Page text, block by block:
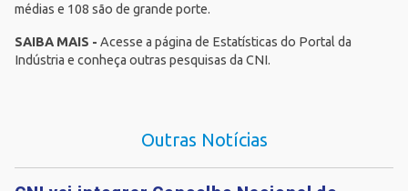
médias e 108 são de grande porte.
SAIBA MAIS - Acesse a página de Estatísticas do Portal da
Indústria e conheça outras pesquisas da CNI.
Outras Notícias